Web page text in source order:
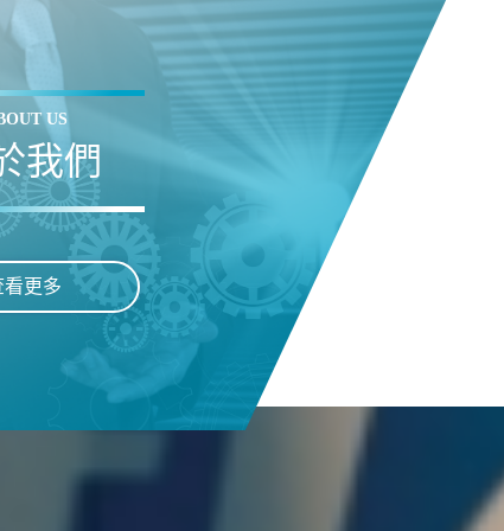
US
我們
看更多